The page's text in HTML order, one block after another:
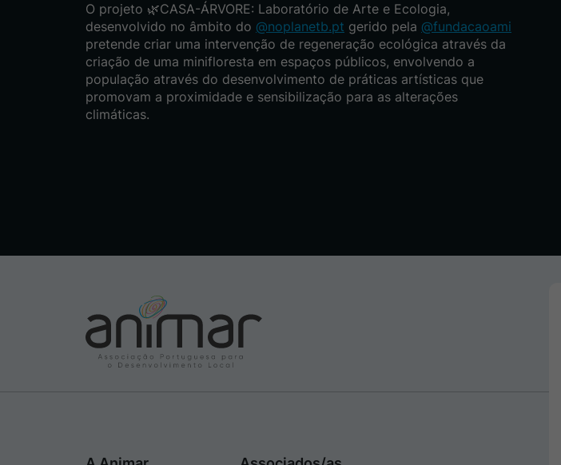
O projeto 🌿CASA-ÁRVORE: Laboratório de Arte e Ecologia,
desenvolvido no âmbito do @noplanetb.pt gerido pela @fundacaoami
pretende criar uma intervenção de regeneração ecológica através da
criação de uma minifloresta em espaços públicos, envolvendo a
população através do desenvolvimento de práticas artísticas que
promovam a proximidade e sensibilização para as alterações
climáticas.